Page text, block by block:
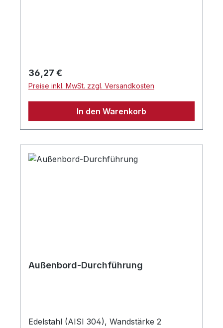
Regulärer Preis:
36,27 €
Preise inkl. MwSt. zzgl. Versandkosten
In den Warenkorb
Außenbord-Durchführung
Edelstahl (AISI 304), Wandstärke 2